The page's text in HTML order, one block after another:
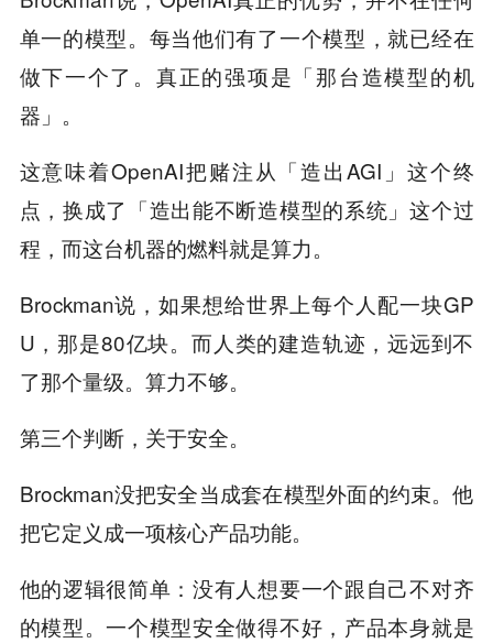
单一的模型。每当他们有了一个模型，就已经在
做下一个了。真正的强项是「那台造模型的机
器」。
这意味着OpenAI把赌注从「造出AGI」这个终
点，换成了「造出能不断造模型的系统」这个过
程，而这台机器的燃料就是算力。
Brockman说，如果想给世界上每个人配一块GP
U，那是80亿块。而人类的建造轨迹，远远到不
了那个量级。算力不够。
第三个判断，关于安全。
Brockman没把安全当成套在模型外面的约束。他
把它定义成一项核心产品功能。
他的逻辑很简单：没有人想要一个跟自己不对齐
的模型。一个模型安全做得不好，产品本身就是